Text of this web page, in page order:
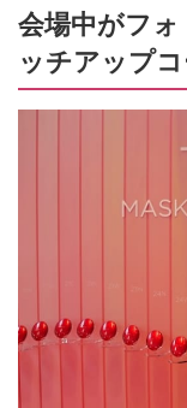
会場中がフ
ッチアップ